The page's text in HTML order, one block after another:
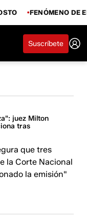
FENÓMENO DE
Suscríbete
juez Milton
tras
que tres
la Corte Nacional
la emisión"